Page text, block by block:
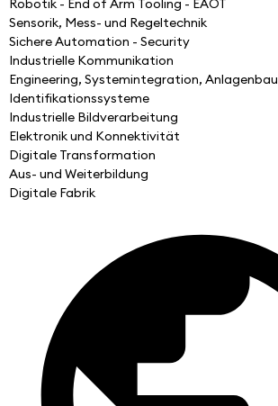
Robotik - End of Arm Tooling - EAOT
Sensorik, Mess- und Regeltechnik
Sichere Automation - Security
Industrielle Kommunikation
Engineering, Systemintegration, Anlagenbau
Identifikationssysteme
Industrielle Bildverarbeitung
Elektronik und Konnektivität
Digitale Transformation
Aus- und Weiterbildung
Digitale Fabrik